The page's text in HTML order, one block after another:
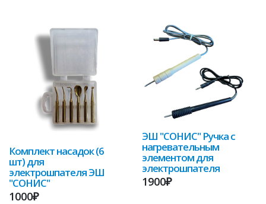
Комплект насадок (6
шт) для
электрошпателя ЭШ
"СОНИС"
1000₽
ЭШ "СОНИС" Ручка с
нагревательным
элементом для
электрошпателя
1900₽